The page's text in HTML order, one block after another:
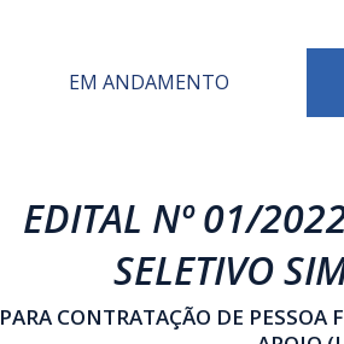
EM ANDAMENTO
EDITAL Nº 01/
SELETIVO
PARA CONTRATAÇÃO DE PESSOA